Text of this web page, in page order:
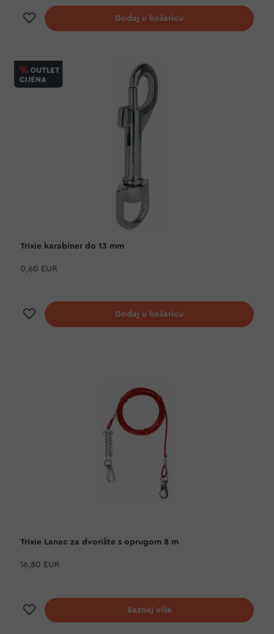
Dodaj na listu želja
Dodaj u košaricu
Trixie karabiner do 13 mm
0,60 EUR
Dodaj na listu želja
Dodaj u košaricu
Trixie Lanac za dvorište s oprugom 8 m
16,80 EUR
Saznaj više
Dodaj na listu želja